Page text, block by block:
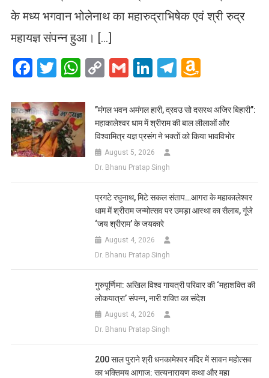
के मध्य भगवान भोलेनाथ का महारुद्राभिषेक एवं श्री रुद्र
महायज्ञ संपन्न हुआ। […]
Facebook
Twitter
WhatsApp
CopyGmailLinkedIn
Telegram
List
​”मंगल भवन अमंगल हारी, द्रवउ सो दसरथ अजिर बिहारी”:
महाकालेश्वर धाम में श्रीराम की बाल लीलाओं और
विश्वामित्र यज्ञ प्रसंग ने भक्तों को किया भावविभोर
August 5, 2026
Dr. Bhanu Pratap Singh
प्रगटे रघुनाथ, मिटे सकल संताप…आगरा के महाकालेश्वर
धाम में श्रीराम जन्मोत्सव पर उमड़ा आस्था का सैलाब, गूंजे
‘जय श्रीराम’ के जयकारे
August 4, 2026
Dr. Bhanu Pratap Singh
गुरुपूर्णिमा: अखिल विश्व गायत्री परिवार की ‘महाशक्ति की
लोकयात्रा’ संपन्न, नारी शक्ति का संदेश
August 4, 2026
Dr. Bhanu Pratap Singh
200 साल पुराने श्री धनकामेश्वर मंदिर में सावन महोत्सव
का भक्तिमय आगाज: सत्यनारायण कथा और महा